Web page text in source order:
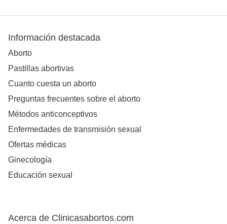
Información destacada
Aborto
Pastillas abortivas
Cuanto cuesta un aborto
Preguntas frecuentes sobre el aborto
Métodos anticonceptivos
Enfermedades de transmisión sexual
Ofertas médicas
Ginecología
Educación sexual
Acerca de Clinicasabortos.com